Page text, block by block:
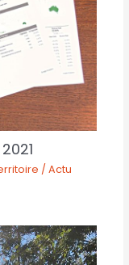
/ Actu